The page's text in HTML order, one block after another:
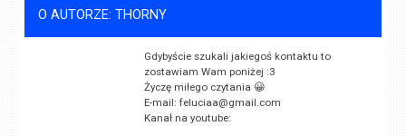
O AUTORZE: THORNY
Gdybyście szukali jakiegoś kontaktu to
zostawiam Wam poniżej :3
Życzę miłego czytania 😀
E-mail: feluciaa@gmail.com
Kanał na youtube: